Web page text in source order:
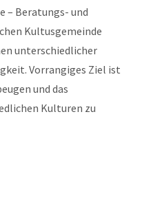
– Beratungs- und
Kultusgemeinde
unterschiedlicher
Vorrangiges Ziel ist
und das
Kulturen zu